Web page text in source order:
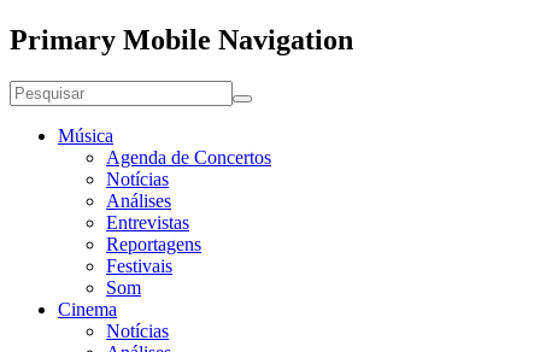
Primary Mobile Navigation
Música
Agenda de Concertos
Notícias
Análises
Entrevistas
Reportagens
Festivais
Som
Cinema
Notícias